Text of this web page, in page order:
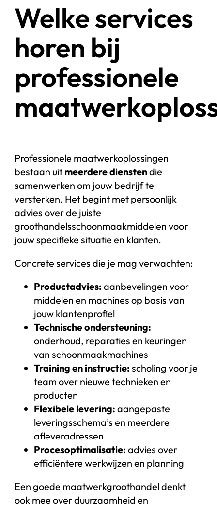
Welke services
horen bij
professionele
Professionele maatwerkoplossingen
bestaan uit meerdere dienstendie
samenwerken om jouw bedrijf te
versterken. Het begint met persoonlijk
advies over de juiste
groothandelsschoonmaakmiddelen voor
jouw specifieke situatie en klanten.
Concrete services die je mag verwachten:
Productadvies: aanbevelingen voor
middelen en machines op basis van
jouw klantenprofiel
Technische ondersteuning:
onderhoud, reparaties en keuringen
van schoonmaakmachines
Training en instructie: scholing voor je
team over nieuwe technieken en
producten
Flexibele levering: aangepaste
leveringsschema’s en meerdere
afleveradressen
Procesoptimalisatie: advies over
efficiëntere werkwijzen en planning
Een goede maatwerkgroothandel denkt
ook mee over duurzaamheid en